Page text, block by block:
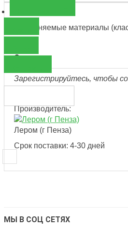
Применяемые материалы
Отзыв
Зарегистрируйтесь, чтобы
Производитель:
Лером (г Пенза)
Срок поставки: 4-30 дней
МЫ В СОЦ СЕТЯХ